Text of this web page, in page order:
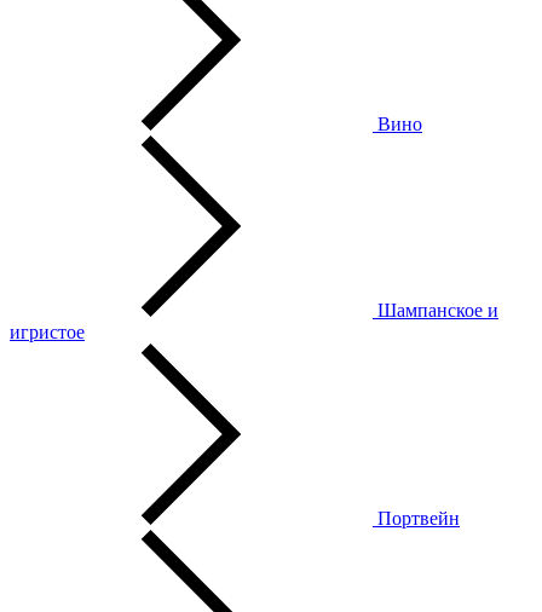
Вино
Шампанское и
игристое
Портвейн